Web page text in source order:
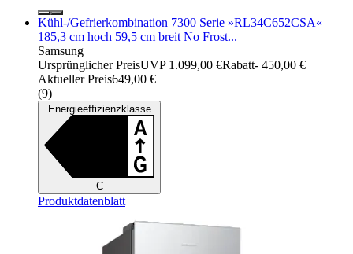
Kühl-/Gefrierkombination 7300 Serie »RL34C652CSA«
185,3 cm hoch 59,5 cm breit No Frost...
Samsung
Ursprünglicher PreisUVP 1.099,00 €Rabatt- 450,00 €
Aktueller Preis649,00 €
(9)
Energieeffizienzklasse
C
Produktdatenblatt